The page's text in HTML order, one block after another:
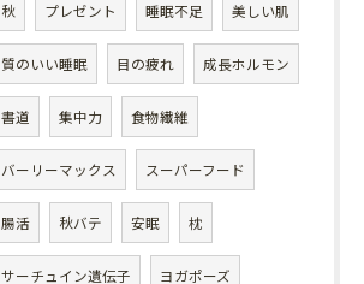
秋 プレゼント 睡眠不足 美しい肌
質のいい睡眠 目の疲れ 成長ホルモン
書道 集中力 食物繊維
バーリーマックス スーパーフード
腸活 秋バテ 安眠 枕
サーチュイン遺伝子 ヨガポーズ